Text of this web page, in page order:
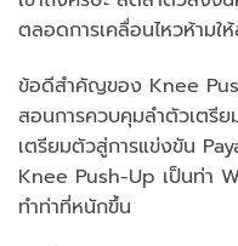
ตลอดการเคลื่อนไหวห้ามใ
ข้อดีสำคัญของ Knee
สอนการควบคุมลำตัวเตรี
เตรียมตัวสู่การแข่งขัน
Knee Push-Up เป็นท่า
ทำท่าที่หนักขึ้น